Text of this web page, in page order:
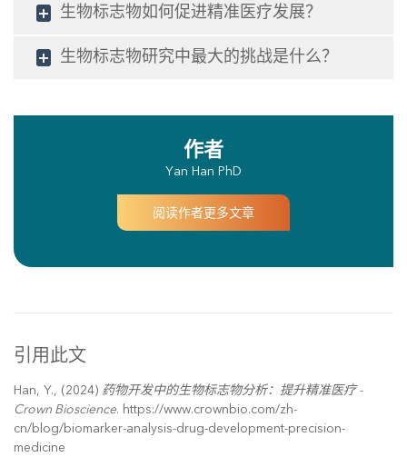
生物标志物如何促进精准医疗发展？
生物标志物研究中最大的挑战是什么？
作者
Yan Han PhD
阅读作者更多文章
引用此文
Han, Y., (2024) 药物开发中的生物标志物分析：提升精准医疗 -
Crown Bioscience. https://www.crownbio.com/zh-
cn/blog/biomarker-analysis-drug-development-precision-
medicine